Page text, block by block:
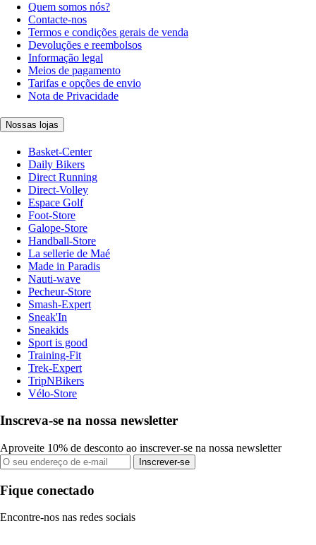
Quem somos nós?
Contacte-nos
Termos e condições gerais de venda
Devoluções e reembolsos
Informação legal
Meios de pagamento
Tarifas e opções de envio
Nota de Privacidade
Nossas lojas
Basket-Center
Daily Bikers
Direct Running
Direct-Volley
Espace Golf
Foot-Store
Galope-Store
Handball-Store
La sellerie de Maé
Made in Paradis
Nauti-wave
Pecheur-Store
Smash-Expert
Sneak'In
Sneakids
Sport is good
Training-Fit
Trek-Expert
TripNBikers
Vélo-Store
Inscreva-se na nossa newsletter
Aproveite 10% de desconto ao inscrever-se na nossa newsletter
Inscrever-se
Fique conectado
Encontre-nos nas redes sociais